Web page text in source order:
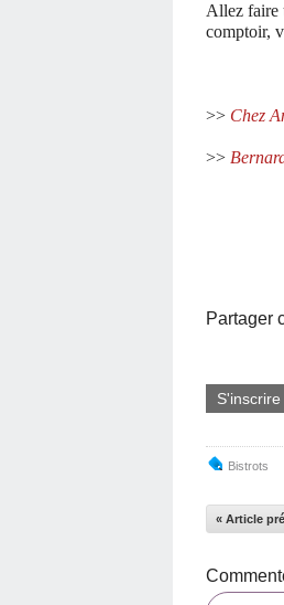
Allez faire
comptoir,
>> Chez
>>
Partager
Bistrots
« Article